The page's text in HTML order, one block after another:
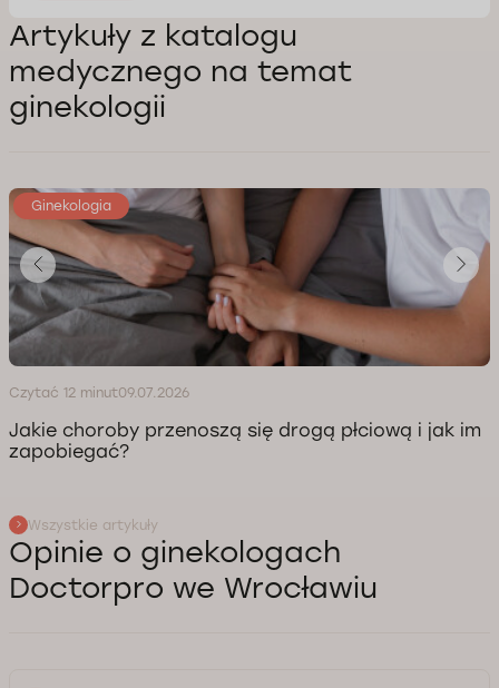
Artykuły z katalogu
medycznego na temat
ginekologii
Ginekologia
Czytać 12 minut09.07.2026
Jakie choroby przenoszą się drogą płciową i jak im
zapobiegać?
Wszystkie artykuły
Opinie o ginekologach
Doctorpro we Wrocławiu